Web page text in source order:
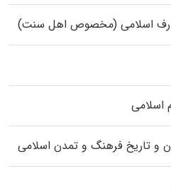
اسلامی (مخصوص اهل سنت)
اسلامی
و تاریخ فرهنگ و تمدن اسلامی